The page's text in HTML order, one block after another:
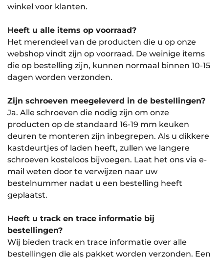
winkel voor klanten.
Heeft u alle items op voorraad?
Het merendeel van de producten die u op onze
webshop vindt zijn op voorraad. De weinige items
die op bestelling zijn, kunnen normaal binnen 10-15
dagen worden verzonden.
Zijn schroeven meegeleverd in de bestellingen?
Ja. Alle schroeven die nodig zijn om onze
producten op de standaard 16-19 mm keuken
deuren te monteren zijn inbegrepen. Als u dikkere
kastdeurtjes of laden heeft, zullen we langere
schroeven kosteloos bijvoegen. Laat het ons via e-
mail weten door te verwijzen naar uw
bestelnummer nadat u een bestelling heeft
geplaatst.
Heeft u track en trace informatie bij
bestellingen?
Wij bieden track en trace informatie over alle
bestellingen die als pakket worden verzonden. Een